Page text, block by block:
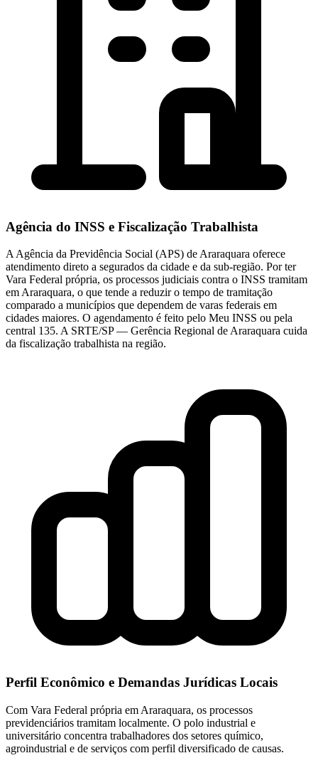
Agência do INSS e Fiscalização Trabalhista
A Agência da Previdência Social (APS) de Araraquara oferece
atendimento direto a segurados da cidade e da sub-região. Por ter
Vara Federal própria, os processos judiciais contra o INSS tramitam
em Araraquara, o que tende a reduzir o tempo de tramitação
comparado a municípios que dependem de varas federais em
cidades maiores. O agendamento é feito pelo Meu INSS ou pela
central 135. A SRTE/SP — Gerência Regional de Araraquara cuida
da fiscalização trabalhista na região.
Perfil Econômico e Demandas Jurídicas Locais
Com Vara Federal própria em Araraquara, os processos
previdenciários tramitam localmente. O polo industrial e
universitário concentra trabalhadores dos setores químico,
agroindustrial e de serviços com perfil diversificado de causas.